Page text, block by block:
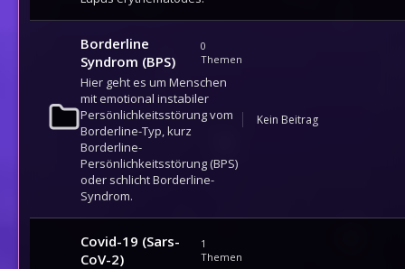
Borderline
Syndrom (BPS)
0
Themen
Hier geht es um Menschen
mit emotional instabiler
Persönlichkeitsstörung vom
Borderline-Typ, kurz
Borderline-
Persönlichkeitsstörung (BPS)
oder schlicht Borderline-
Syndrom.
Kein Beitrag
Covid-19 (Sars-
CoV-2)
1
Themen